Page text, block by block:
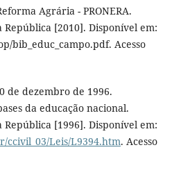
Agrária - PRONERA.
República [2010]. Disponível em:
bib_educ_campo.pdf. Acesso
de dezembro de 1996.
da educação nacional.
República [1996]. Disponível em:
Leis/L9394.htm. Acesso